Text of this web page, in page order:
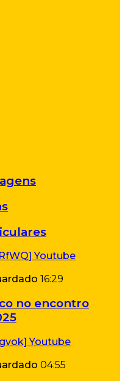
16:29
no encontro
04:55